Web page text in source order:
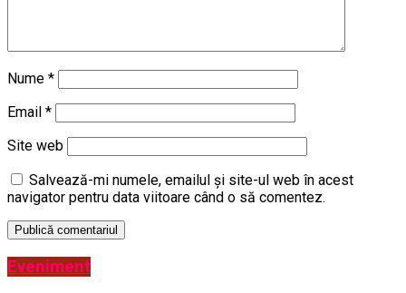
Nume *
Email *
Site web
Salvează-mi numele, emailul și site-ul web în acest
navigator pentru data viitoare când o să comentez.
Eveniment